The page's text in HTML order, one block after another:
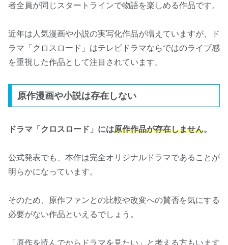
者全員が同じスタートラインで物語を楽しめる作品です。
近年は人気漫画や小説の実写化作品が増えていますが、ド
ラマ「クロスロード」はテレビドラマならではのライブ感
を重視した作品として注目されています。
原作漫画や小説は存在しない
ドラマ「クロスロード」には原作作品が存在しません。
公式発表でも、本作は完全オリジナルドラマであることが
明らかになっています。
そのため、原作ファンとの比較や改変への賛否を気にする
必要がない作品といえるでしょう。
「原作を読んでからドラマを見たい」と考える方もいます